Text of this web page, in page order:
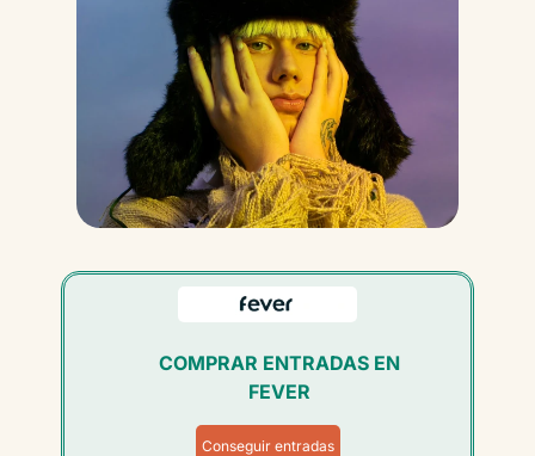
COMPRAR ENTRADAS EN
FEVER
Conseguir entradas